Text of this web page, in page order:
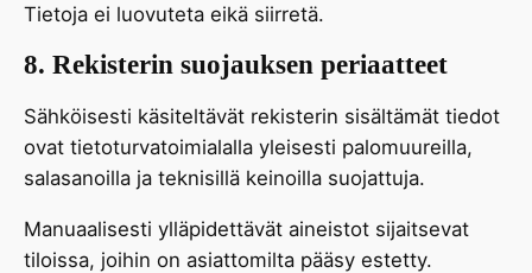
Tietoja ei luovuteta eikä siirretä.
8. Rekisterin suojauksen periaatteet
Sähköisesti käsiteltävät rekisterin sisältämät tiedot
ovat tietoturvatoimialalla yleisesti palomuureilla,
salasanoilla ja teknisillä keinoilla suojattuja.
Manuaalisesti ylläpidettävät aineistot sijaitsevat
tiloissa, joihin on asiattomilta pääsy estetty.